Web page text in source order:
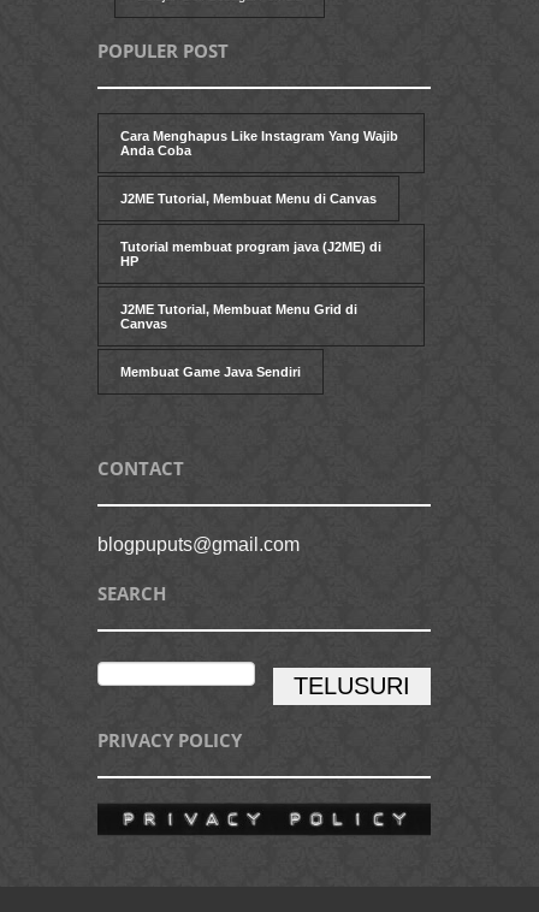
POPULER POST
Cara Menghapus Like Instagram Yang Wajib
Anda Coba
J2ME Tutorial, Membuat Menu di Canvas
Tutorial membuat program java (J2ME) di
HP
J2ME Tutorial, Membuat Menu Grid di
Canvas
Membuat Game Java Sendiri
CONTACT
blogpuputs@gmail.com
SEARCH
PRIVACY POLICY